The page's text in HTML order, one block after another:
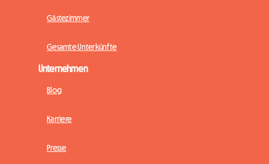
Gästezimmer
Gesamte Unterkünfte
Unternehmen
Blog
Karriere
Presse